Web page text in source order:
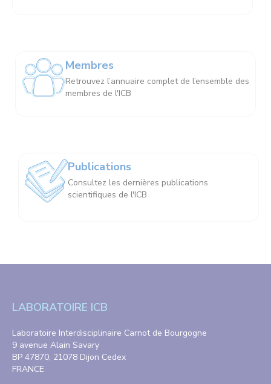
Membres
Retrouvez l’annuaire complet de l’ensemble des
membres de l'ICB
Publications
Consultez les dernières publications
scientifiques de l'ICB
LABORATOIRE ICB
Laboratoire Interdisciplinaire Carnot de Bourgogne
9 avenue Alain Savary
BP 47870, 21078 Dijon Cedex
FRANCE